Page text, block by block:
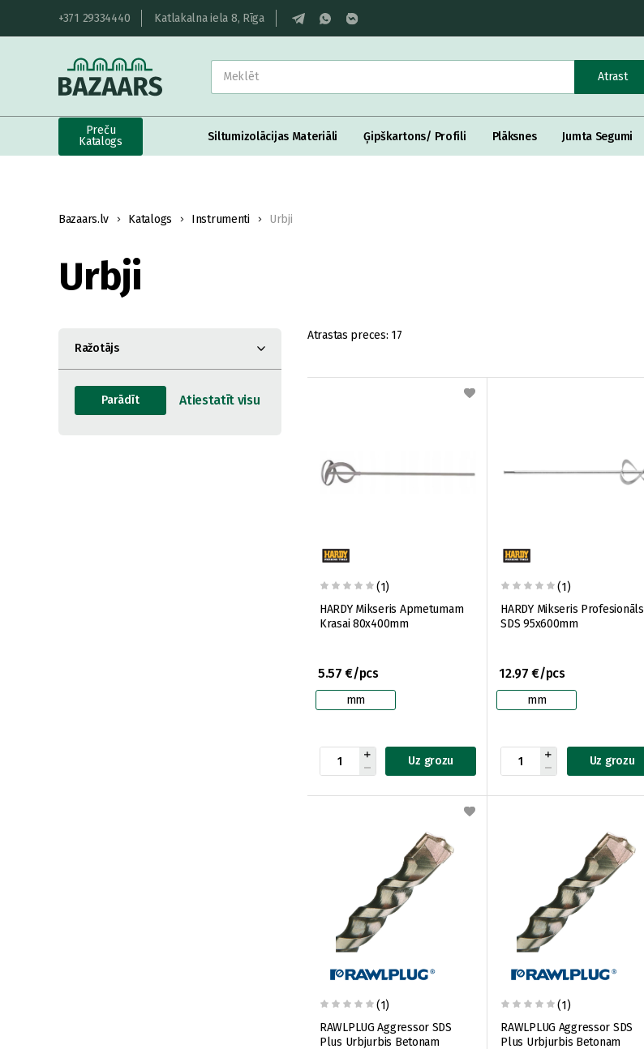
+371 29334440 Katlakalna iela 8, Rīga
Atrast
Preču
Katalogs
Siltumizolācijas Materiāli Ģipškartons/ Profili Plāksnes Jumta Segumi
Bazaars.lv Katalogs Instrumenti Urbji
Urbji
Ražotājs
Atrastas preces: 17
(1)
HARDY Mikseris Apmetumam
Krasai 80x400mm
5.57 €/pcs
mm
Uz grozu
(1)
HARDY Mikseris Profesionāls
SDS 95x600mm
12.97 €/pcs
mm
Uz grozu
(1)
RAWLPLUG Aggressor SDS
Plus Urbjurbis Betonam
(1)
RAWLPLUG Aggressor SDS
Plus Urbjurbis Betonam